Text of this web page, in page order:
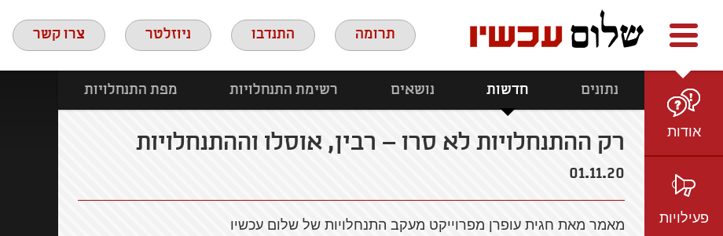
תרומה התנדבו ניוזלטר צרו קשר Facebookyoutube twitter
אודות
הצוות
חזון ועמדות
פעילויות
נתונים חדשות נושאים רשימת התנחלויות מפת התנחלויות
רק ההתנחלויות לא סרו – רבין, אוסלו וההתנחלויות
01.11.20
מאמר מאת חגית עופרן מפרוייקט מעקב התנחלויות של שלום עכשיו